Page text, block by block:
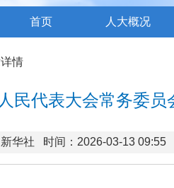
首页 人大概况
情
民代表大会常务委员
华社 时间：2026-03-13 09:55